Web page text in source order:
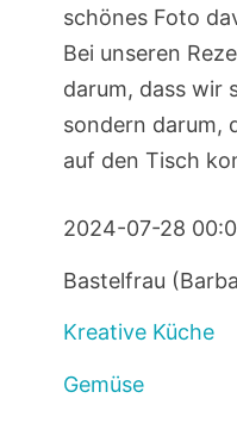
schönes Foto
Bei unseren
darum, dass wir
sondern darum,
auf den Tisch
2024-07-28
Bastelfrau
Kreative Küche
Gemüse